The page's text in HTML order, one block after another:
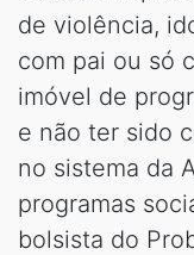
de violência,
com pai ou só
imóvel de
e não ter sido
no sistema da
programas
bolsista do